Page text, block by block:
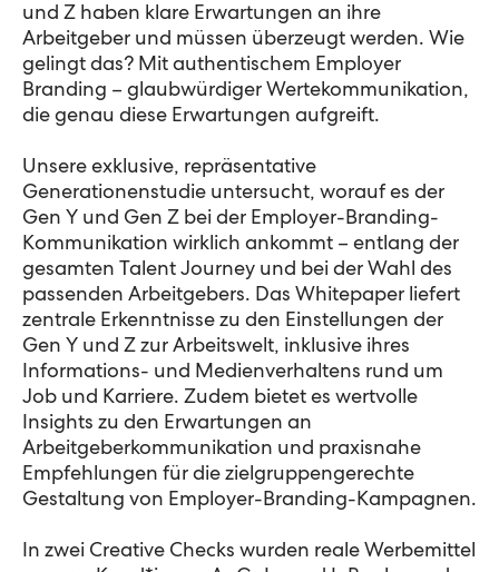
und Z haben klare Erwartungen an ihre
Arbeitgeber und müssen überzeugt werden. Wie
gelingt das? Mit authentischem Employer
Branding – glaubwürdiger Wertekommunikation,
die genau diese Erwartungen aufgreift.
Unsere exklusive, repräsentative
Generationenstudie untersucht, worauf es der
Gen Y und Gen Z bei der Employer-Branding-
Kommunikation wirklich ankommt – entlang der
gesamten Talent Journey und bei der Wahl des
passenden Arbeitgebers. Das Whitepaper liefert
zentrale Erkenntnisse zu den Einstellungen der
Gen Y und Z zur Arbeitswelt, inklusive ihres
Informations- und Medienverhaltens rund um
Job und Karriere. Zudem bietet es wertvolle
Insights zu den Erwartungen an
Arbeitgeberkommunikation und praxisnahe
Empfehlungen für die zielgruppengerechte
Gestaltung von Employer-Branding-Kampagnen.
In zwei Creative Checks wurden reale Werbemittel